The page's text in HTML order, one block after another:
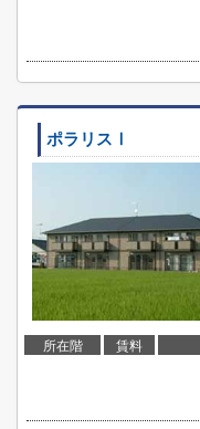
ポラリスⅠ
所在階 賃料